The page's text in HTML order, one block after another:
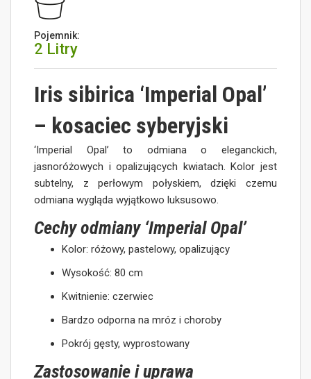
Pojemnik:
2 Litry
Iris sibirica ‘Imperial Opal’
– kosaciec syberyjski
‘Imperial Opal’ to odmiana o eleganckich,
jasnoróżowych i opalizujących kwiatach. Kolor jest
subtelny, z perłowym połyskiem, dzięki czemu
odmiana wygląda wyjątkowo luksusowo.
Cechy odmiany ‘Imperial Opal’
Kolor: różowy, pastelowy, opalizujący
Wysokość: 80 cm
Kwitnienie: czerwiec
Bardzo odporna na mróz i choroby
Pokrój gęsty, wyprostowany
Zastosowanie i uprawa